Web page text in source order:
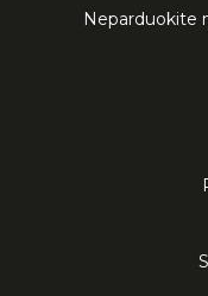
Neparduokite